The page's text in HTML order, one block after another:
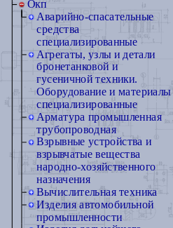
Окп
Аварийно-спасательные
средства
специализированные
Агрегаты, узлы и детали
бронетанковой и
гусеничной техники.
Оборудование и материалы
специализированные
Арматура промышленная
трубопроводная
Взрывные устройства и
взрывчатые вещества
народно-хозяйственного
назначения
Вычислительная техника
Изделия автомобильной
промышленности